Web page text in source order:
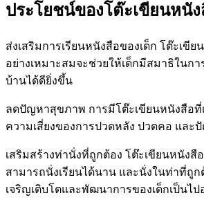
ประโยชน์ของโต๊ะเขียนหนั
ส่งเสริมการเรียนหนังสือของเด็ก โต๊ะเขี
อย่างเหมาะสมจะช่วยให้เด็กมีสมาธิในกา
บ้านได้ดียิ่งขึ้น
ลดปัญหาสุขภาพ การมีโต๊ะเขียนหนังสือที่
ความเสี่ยงของการปวดหลัง ปวดคอ และ
เสริมสร้างท่านั่งที่ถูกต้อง โต๊ะเขียนหนังสื
สามารถนั่งเรียนได้นาน และนั่งในท่าที่ถูก
เจริญเติบโตและพัฒนาการของเด็กเป็นไ